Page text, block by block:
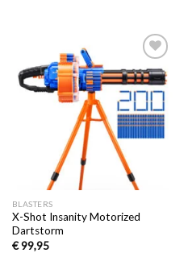
Toevoegen
aan
verlanglijst
BLASTERS
X-Shot Insanity Motorized
Dartstorm
€99,95